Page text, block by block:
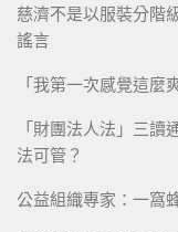
慈濟不是以服裝分階
謠言
「我第一次感覺這
「財團法人法」三
法可管？
公益組織專家：一窩